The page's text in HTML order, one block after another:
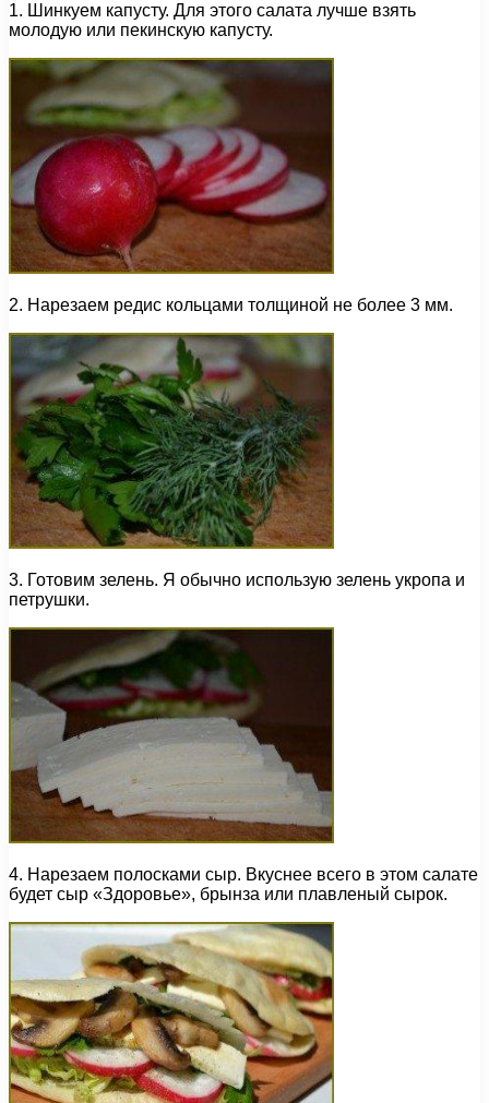
1. Шинкуем капусту. Для этого салата лучше взять
молодую или пекинскую капусту.
2. Нарезаем редис кольцами толщиной не более 3 мм.
3. Готовим зелень. Я обычно использую зелень укропа и
петрушки.
4. Нарезаем полосками сыр. Вкуснее всего в этом салате
будет сыр «Здоровье», брынза или плавленый сырок.